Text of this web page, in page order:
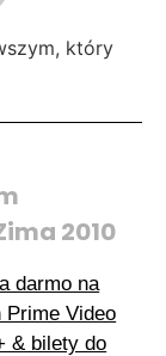
który
2010
darmo na
Prime Video
& bilety do